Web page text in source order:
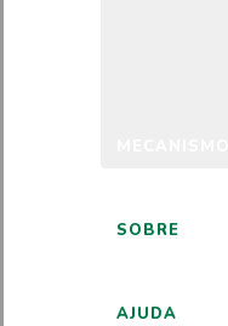
SOBRE
AJUDA